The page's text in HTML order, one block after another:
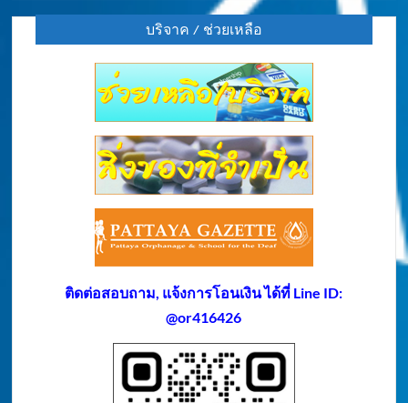
บริจาค / ช่วยเหลือ
ติดต่อสอบถาม, แจ้งการโอนเงิน ได้ที่ Line ID:
@or416426